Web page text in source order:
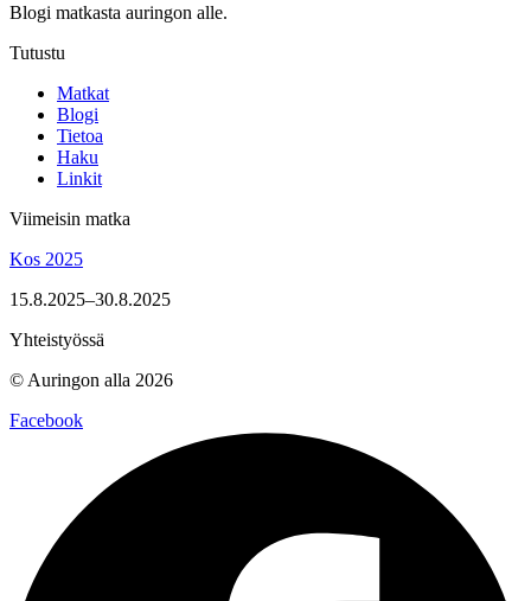
Blogi matkasta auringon alle.
Tutustu
Matkat
Blogi
Tietoa
Haku
Linkit
Viimeisin matka
Kos 2025
15.8.2025–30.8.2025
Yhteistyössä
© Auringon alla 2026
Facebook